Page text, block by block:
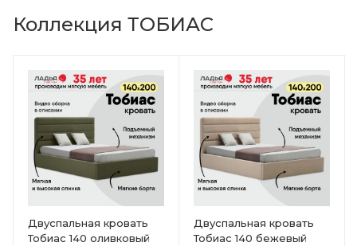
Коллекция ТОБИАС
Двуспальная кровать
Тобиас 140 оливковый
Двуспальная кровать
Тобиас 140 бежевый